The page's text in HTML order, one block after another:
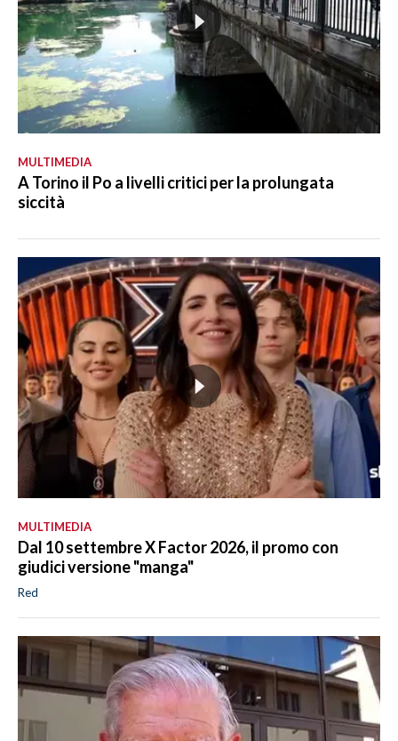
MULTIMEDIA
A Torino il Po a livelli critici per la prolungata
siccità
MULTIMEDIA
Dal 10 settembre X Factor 2026, il promo con
giudici versione "manga"
Red